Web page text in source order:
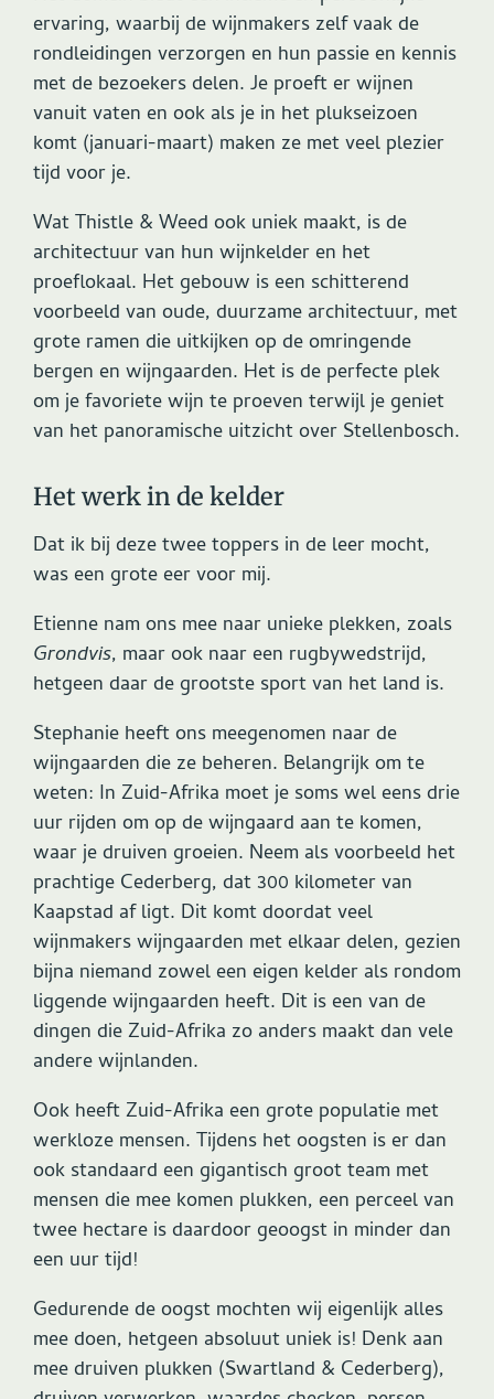
ervaring, waarbij de wijnmakers zelf vaak de
rondleidingen verzorgen en hun passie en kennis
met de bezoekers delen. Je proeft er wijnen
vanuit vaten en ook als je in het plukseizoen
komt (januari-maart) maken ze met veel plezier
tijd voor je.
Wat Thistle & Weed ook uniek maakt, is de
architectuur van hun wijnkelder en het
proeflokaal. Het gebouw is een schitterend
voorbeeld van oude, duurzame architectuur, met
grote ramen die uitkijken op de omringende
bergen en wijngaarden. Het is de perfecte plek
om je favoriete wijn te proeven terwijl je geniet
van het panoramische uitzicht over Stellenbosch.
Het werk in de kelder
Dat ik bij deze twee toppers in de leer mocht,
was een grote eer voor mij.
Etienne nam ons mee naar unieke plekken, zoals
Grondvis, maar ook naar een rugbywedstrijd,
hetgeen daar de grootste sport van het land is.
Stephanie heeft ons meegenomen naar de
wijngaarden die ze beheren. Belangrijk om te
weten: In Zuid-Afrika moet je soms wel eens drie
uur rijden om op de wijngaard aan te komen,
waar je druiven groeien. Neem als voorbeeld het
prachtige Cederberg, dat 300 kilometer van
Kaapstad af ligt. Dit komt doordat veel
wijnmakers wijngaarden met elkaar delen, gezien
bijna niemand zowel een eigen kelder als rondom
liggende wijngaarden heeft. Dit is een van de
dingen die Zuid-Afrika zo anders maakt dan vele
andere wijnlanden.
Ook heeft Zuid-Afrika een grote populatie met
werkloze mensen. Tijdens het oogsten is er dan
ook standaard een gigantisch groot team met
mensen die mee komen plukken, een perceel van
twee hectare is daardoor geoogst in minder dan
een uur tijd!
Gedurende de oogst mochten wij eigenlijk alles
mee doen, hetgeen absoluut uniek is! Denk aan
mee druiven plukken (Swartland & Cederberg),